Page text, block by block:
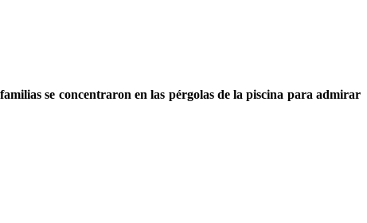
se concentraron en las pérgolas de la piscina para admirar